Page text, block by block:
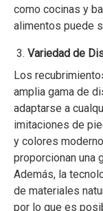
como cocinas y
alimentos puede
Variedad de
Los
amplia gama de
adaptarse a
imitaciones de
y colores
proporcionan una
Además, la
de materiales
por lo que es